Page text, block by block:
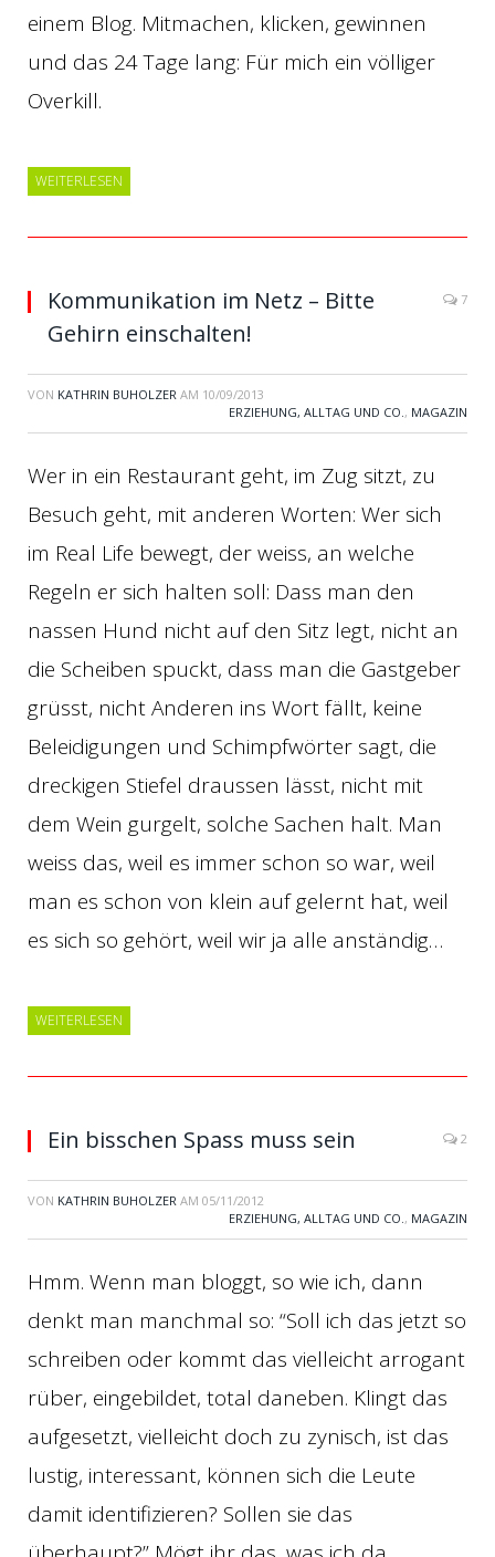
einem Blog. Mitmachen, klicken, gewinnen
und das 24 Tage lang: Für mich ein völliger
Overkill.
WEITERLESEN
Kommunikation im Netz – Bitte
Gehirn einschalten!
7
VON KATHRIN BUHOLZER AM 10/09/2013
ERZIEHUNG, ALLTAG UND CO. , MAGAZIN
Wer in ein Restaurant geht, im Zug sitzt, zu
Besuch geht, mit anderen Worten: Wer sich
im Real Life bewegt, der weiss, an welche
Regeln er sich halten soll: Dass man den
nassen Hund nicht auf den Sitz legt, nicht an
die Scheiben spuckt, dass man die Gastgeber
grüsst, nicht Anderen ins Wort fällt, keine
Beleidigungen und Schimpfwörter sagt, die
dreckigen Stiefel draussen lässt, nicht mit
dem Wein gurgelt, solche Sachen halt. Man
weiss das, weil es immer schon so war, weil
man es schon von klein auf gelernt hat, weil
es sich so gehört, weil wir ja alle anständig…
WEITERLESEN
Ein bisschen Spass muss sein 2
VON KATHRIN BUHOLZER AM 05/11/2012
ERZIEHUNG, ALLTAG UND CO., MAGAZIN
Hmm. Wenn man bloggt, so wie ich, dann
denkt man manchmal so: “Soll ich das jetzt so
schreiben oder kommt das vielleicht arrogant
rüber, eingebildet, total daneben. Klingt das
aufgesetzt, vielleicht doch zu zynisch, ist das
lustig, interessant, können sich die Leute
damit identifizieren? Sollen sie das